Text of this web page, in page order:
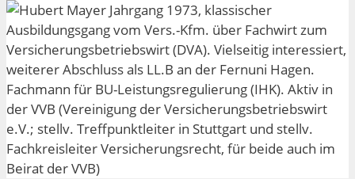
Jahrgang 1973, klassischer
Ausbildungsgang vom Vers.-Kfm. über Fachwirt zum
Versicherungsbetriebswirt (DVA). Vielseitig interessiert,
weiterer Abschluss als LL.B an der Fernuni Hagen.
Fachmann für BU-Leistungsregulierung (IHK). Aktiv in
der VVB (Vereinigung der Versicherungsbetriebswirt
e.V.; stellv. Treffpunktleiter in Stuttgart und stellv.
Fachkreisleiter Versicherungsrecht, für beide auch im
Beirat der VVB)